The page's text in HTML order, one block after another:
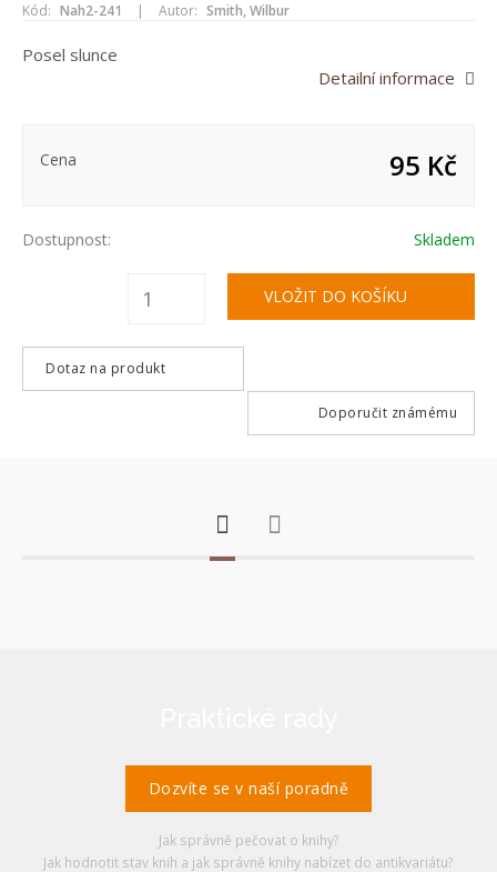
Kód: Nah2-241 | Autor: Smith, Wilbur
Posel slunce
Detailní informace
Cena 95 Kč
Dostupnost: Skladem
Dotaz na produkt
Doporučit známému
Dozvíte se v naší poradně
Jak správně pečovat o knihy?
Jak hodnotit stav knih a jak správně knihy nabízet do antikvariátu?